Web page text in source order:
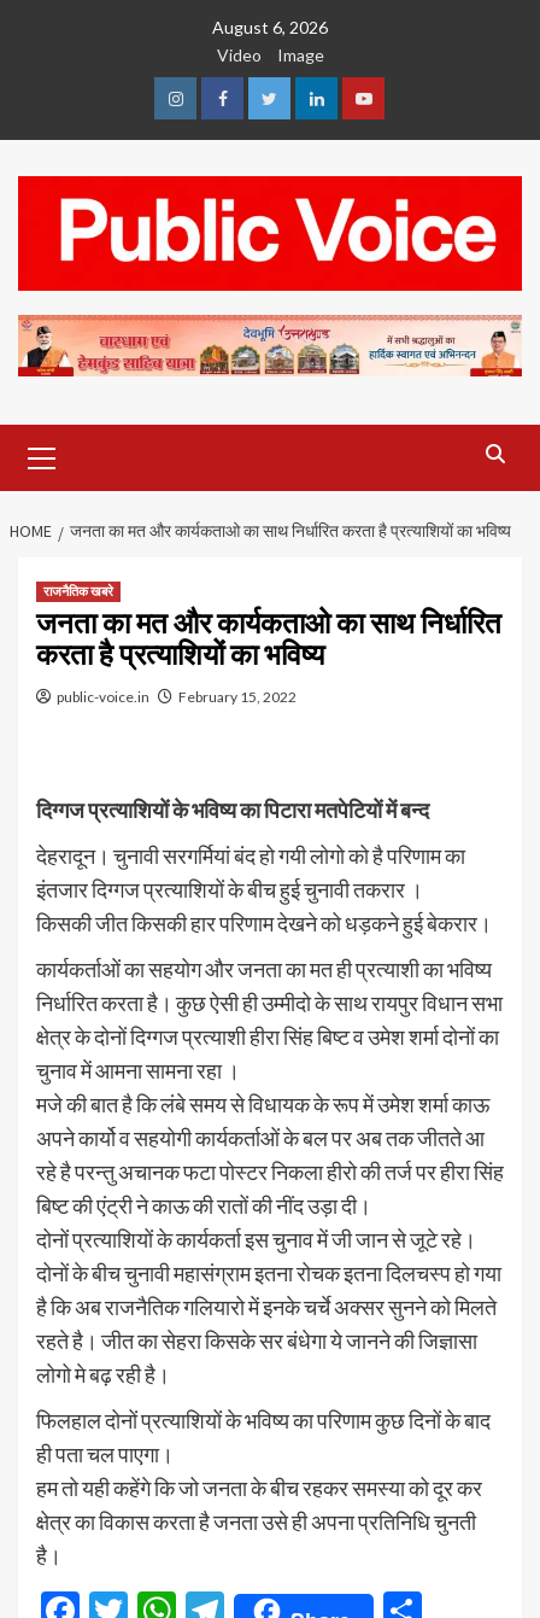
August 6, 2026
Video
Image
InstagramFacebookTwitterLinkedinYoutube
Menu
HOME जनता का मत और कार्यकताओ का साथ निर्धारित करता है प्रत्याशियों का भविष्य
राजनैतिक खबरे
जनता का मत और कार्यकताओ का साथ निर्धारित
करता है प्रत्याशियों का भविष्य
public-voice.in February 15, 2022
दिग्गज प्रत्याशियों के भविष्य का पिटारा मतपेटियों में बन्द
देहरादून। चुनावी सरगर्मियां बंद हो गयी लोगो को है परिणाम का
इंतजार दिग्गज प्रत्याशियों के बीच हुई चुनावी तकरार ।
किसकी जीत किसकी हार परिणाम देखने को धड़कने हुई बेकरार।
कार्यकर्ताओं का सहयोग और जनता का मत ही प्रत्याशी का भविष्य
निर्धारित करता है। कुछ ऐसी ही उम्मीदो के साथ रायपुर विधान सभा
क्षेत्र के दोनों दिग्गज प्रत्याशी हीरा सिंह बिष्ट व उमेश शर्मा दोनों का
चुनाव में आमना सामना रहा ।
मजे की बात है कि लंबे समय से विधायक के रूप में उमेश शर्मा काऊ
अपने कार्यो व सहयोगी कार्यकर्ताओं के बल पर अब तक जीतते आ
रहे है परन्तु अचानक फटा पोस्टर निकला हीरो की तर्ज पर हीरा सिंह
बिष्ट की एंट्री ने काऊ की रातों की नींद उड़ा दी।
दोनों प्रत्याशियों के कार्यकर्ता इस चुनाव में जी जान से जूटे रहे।
दोनों के बीच चुनावी महासंग्राम इतना रोचक इतना दिलचस्प हो गया
है कि अब राजनैतिक गलियारो में इनके चर्चे अक्सर सुनने को मिलते
रहते है। जीत का सेहरा किसके सर बंधेगा ये जानने की जिज्ञासा
लोगो मे बढ़ रही है।
फिलहाल दोनों प्रत्याशियों के भविष्य का परिणाम कुछ दिनों के बाद
ही पता चल पाएगा।
हम तो यही कहेंगे कि जो जनता के बीच रहकर समस्या को दूर कर
क्षेत्र का विकास करता है जनता उसे ही अपना प्रतिनिधि चुनती
है।